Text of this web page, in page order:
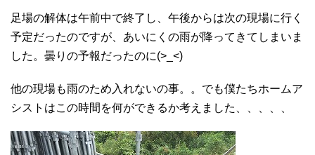
足場の解体は午前中で終了し、午後からは次の現場に行く
予定だったのですが、あいにくの雨が降ってきてしまいま
した。曇りの予報だったのに(>_<)
他の現場も雨のため入れないの事。。でも僕たちホームア
シストはこの時間を何ができるか考えました、、、、、